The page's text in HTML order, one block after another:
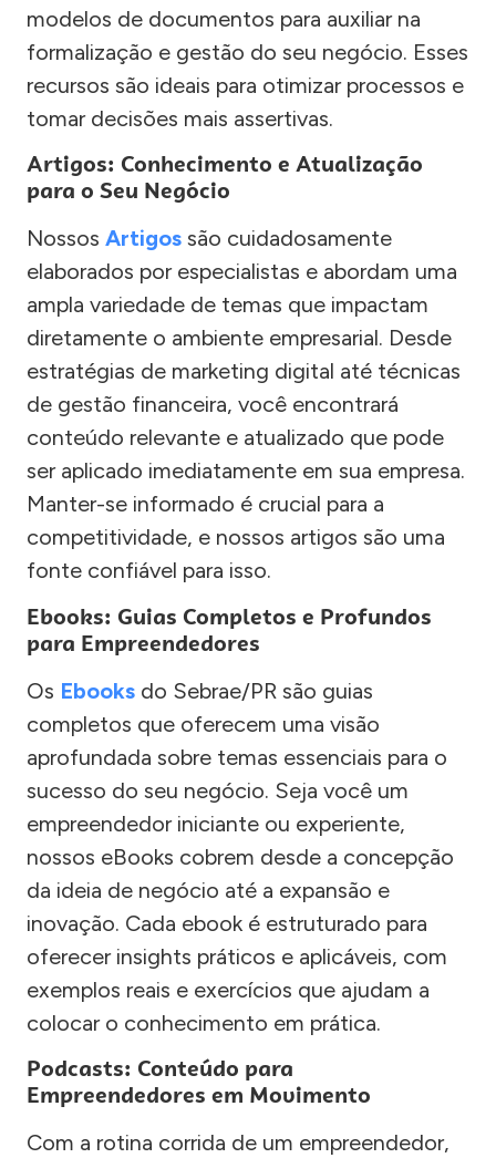
modelos de documentos para auxiliar na
formalização e gestão do seu negócio. Esses
recursos são ideais para otimizar processos e
tomar decisões mais assertivas.
Artigos: Conhecimento e Atualização
para o Seu Negócio
Nossos Artigos são cuidadosamente
elaborados por especialistas e abordam uma
ampla variedade de temas que impactam
diretamente o ambiente empresarial. Desde
estratégias de marketing digital até técnicas
de gestão financeira, você encontrará
conteúdo relevante e atualizado que pode
ser aplicado imediatamente em sua empresa.
Manter-se informado é crucial para a
competitividade, e nossos artigos são uma
fonte confiável para isso.
Ebooks: Guias Completos e Profundos
para Empreendedores
Os Ebooks do Sebrae/PR são guias
completos que oferecem uma visão
aprofundada sobre temas essenciais para o
sucesso do seu negócio. Seja você um
empreendedor iniciante ou experiente,
nossos eBooks cobrem desde a concepção
da ideia de negócio até a expansão e
inovação. Cada ebook é estruturado para
oferecer insights práticos e aplicáveis, com
exemplos reais e exercícios que ajudam a
colocar o conhecimento em prática.
Podcasts: Conteúdo para
Empreendedores em Movimento
Com a rotina corrida de um empreendedor,